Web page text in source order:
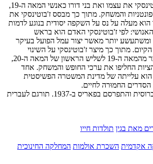
במאמר זה מתאר ז'בוטינסקי את עצמו ואת בני דורו כאנשי המאה ה-19,
והמשחק. מתוך כך מבסס ז'בוטינסקי את
מעלה על נס על השקפה יסודית בנוגע לדמות
לפי ז'בוטינסקי האדם הוא בראש
ומשתעשע יותר מאשר יצור עמל הפועל בעיקר
מתוך כך מיצר ז'בוטינסקי על השינוי
שהתחולל לדידו במעבר מהמאה ה-19 לשליש הראשון של המאה ה-20,
החליפו את ערכי החופש והמשחק. אחד
הוא עלייתה של מדינת המשטרה הפשיסטית
הסדרים החמוּרה לחיים.
המאמר נכתב במקור ברוסית והתפרסם בפאריס ב-1937. תורגם לעברית
מאת בגין תולדות חייו
אקדמית השכרת אולמות המחלקה החינוכית